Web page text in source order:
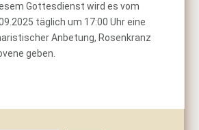
Gottesdienst wird es vom
täglich um 17:00 Uhr eine
Anbetung, Rosenkranz
geben.